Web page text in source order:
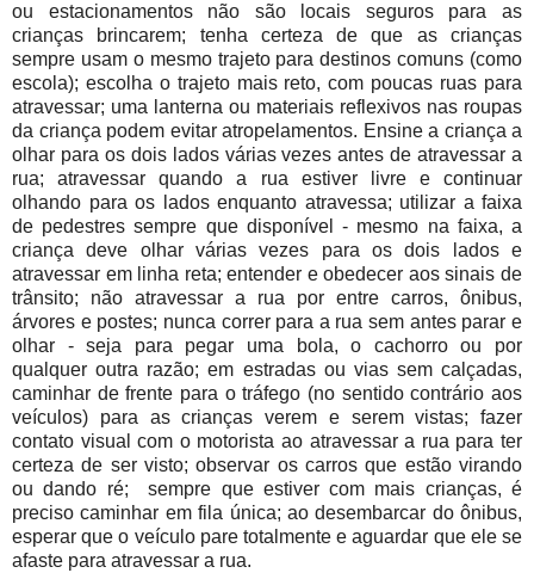
ou estacionamentos não são locais seguros para as
crianças brincarem; tenha certeza de que as crianças
sempre usam o mesmo trajeto para destinos comuns (como
escola); escolha o trajeto mais reto, com poucas ruas para
atravessar; uma lanterna ou materiais reflexivos nas roupas
da criança podem evitar atropelamentos. Ensine a criança a
o lhar para os dois lados várias vezes antes de atravessar a
rua; atravessar quando a rua estiver livre e continuar
olhando para os lados enquanto atravessa; utilizar a faixa
de pedestres sempre que disponível - mesmo na faixa, a
criança deve olhar várias vezes para os dois lados e
atravessar em linha reta; entender e obedecer aos sinais de
trânsito; não atravessar a rua por entre carros, ônibus,
árvores e postes; nunca correr para a rua sem antes parar e
olhar - seja para pegar uma bola, o cachorro ou por
qualquer outra razão; em estradas ou vias sem calçadas,
caminhar de frente para o tráfego (no sentido contrário aos
veículos) para as crianças verem e serem vistas; fazer
contato visual com o motorista ao atravessar a rua para ter
certeza de ser visto; observar os carros que estão virando
ou dando ré; sempre que estiver com mais crianças, é
preciso caminhar em fila única; ao desembarcar do ônibus,
esperar que o veículo pare totalmente e aguardar que ele se
afaste para atravessar a rua.